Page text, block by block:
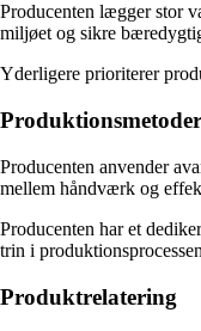
Producenten lægger stor
miljøet og sikre
Yderligere prioriterer
Produktionsmetoder
Producenten anvender
mellem håndværk og
Producenten har et
trin i
Produktrelatering